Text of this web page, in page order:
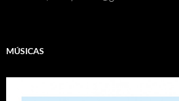
MÚSICAS